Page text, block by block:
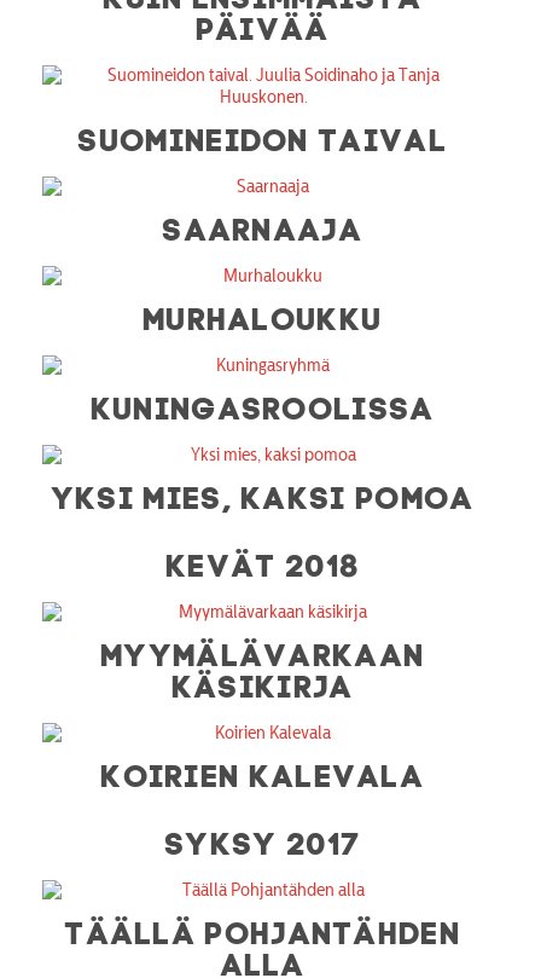
PÄIVÄÄ
SUOMINEIDON TAIVAL
SAARNAAJA
MURHALOUKKU
KUNINGASROOLISSA
YKSI MIES, KAKSI POMOA
KEVÄT 2018
MYYMÄLÄVARKAAN
KÄSIKIRJA
KOIRIEN KALEVALA
SYKSY 2017
TÄÄLLÄ POHJANTÄHDEN
ALLA